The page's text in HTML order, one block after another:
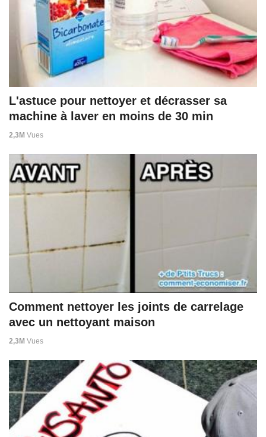
L'astuce pour nettoyer et décrasser sa
machine à laver en moins de 30 min
2,3M Vues
Comment nettoyer les joints de carrelage
avec un nettoyant maison
2,3M Vues